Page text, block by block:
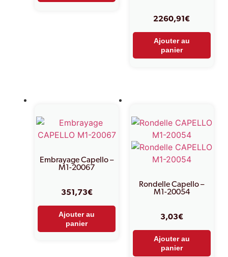
2260,91€
Ajouter au
panier
Embrayage Capello –
M1-20067
351,73€
Ajouter au
panier
Rondelle Capello –
M1-20054
3,03€
Ajouter au
panier